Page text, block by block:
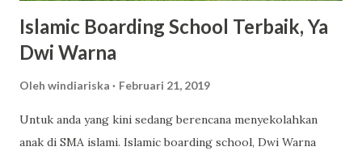
Islamic Boarding School Terbaik, Ya
Dwi Warna
Oleh windiariska Februari 21, 2019
Untuk anda yang kini sedang berencana menyekolahkan
anak di SMA islami. Islamic boarding school, Dwi Warna